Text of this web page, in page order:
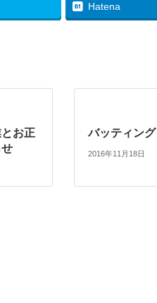
Hatena
お正
バッティング
2016年11月18日